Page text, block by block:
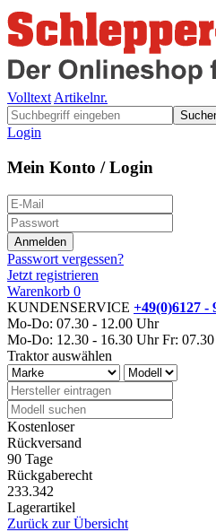
Volltext Artikelnr.
Login
Mein Konto / Login
Passwort vergessen?
Jetzt registrieren
Warenkorb 0
KUNDENSERVICE +49(0)6127 -
Mo-Do: 07.30 - 12.00 Uhr
Mo-Do: 12.30 - 16.30 Uhr Fr:
Traktor auswählen
Kostenloser
Rückversand
90 Tage
Rückgaberecht
233.342
Lagerartikel
Zurück zur Übersicht